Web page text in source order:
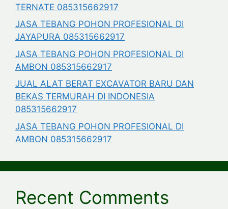
TERNATE 085315662917
JASA TEBANG POHON PROFESIONAL DI
JAYAPURA 085315662917
JASA TEBANG POHON PROFESIONAL DI
AMBON 085315662917
JUAL ALAT BERAT EXCAVATOR BARU DAN
BEKAS TERMURAH DI INDONESIA
085315662917
JASA TEBANG POHON PROFESIONAL DI
AMBON 085315662917
Recent Comments